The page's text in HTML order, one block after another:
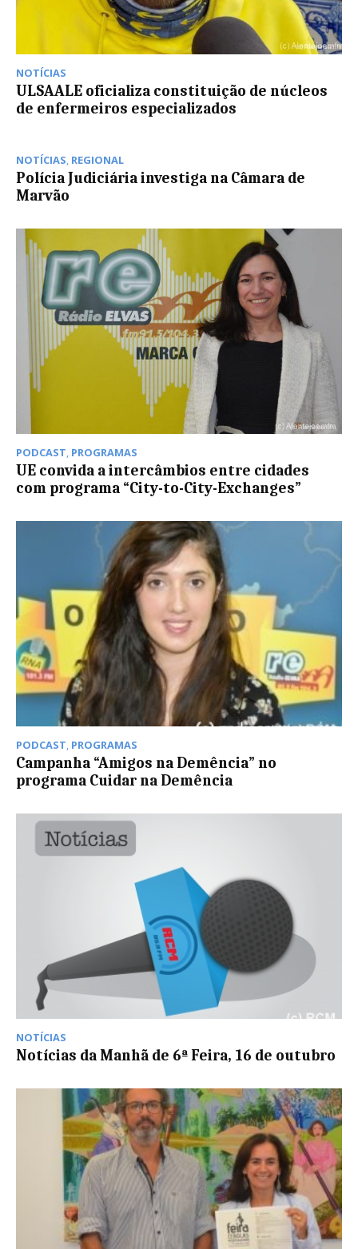
NOTÍCIAS
ULSAALE oficializa constituição de núcleos
de enfermeiros especializados
NOTÍCIAS, REGIONAL
Polícia Judiciária investiga na Câmara de
Marvão
PODCAST, PROGRAMAS
UE convida a intercâmbios entre cidades
com programa “City-to-City-Exchanges”
PODCAST, PROGRAMAS
Campanha “Amigos na Demência” no
programa Cuidar na Demência
NOTÍCIAS
Notícias da Manhã de 6ª Feira, 16 de outubro